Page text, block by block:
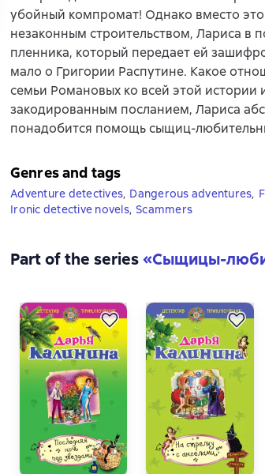
убойный компромат! Однако вместо
незаконным строительством, Лариса в
пленника, который передает ей
мало о Григории Распутине. Какое
семьи Романовых ко всей этой истории
закодированным посланием, Лариса
понадобится помощь сыщиц-
Genres and tags
Adventure detectives, Dangerous adventures,
Ironic detective novels, Scammers
Part of the series«Сыщицы-